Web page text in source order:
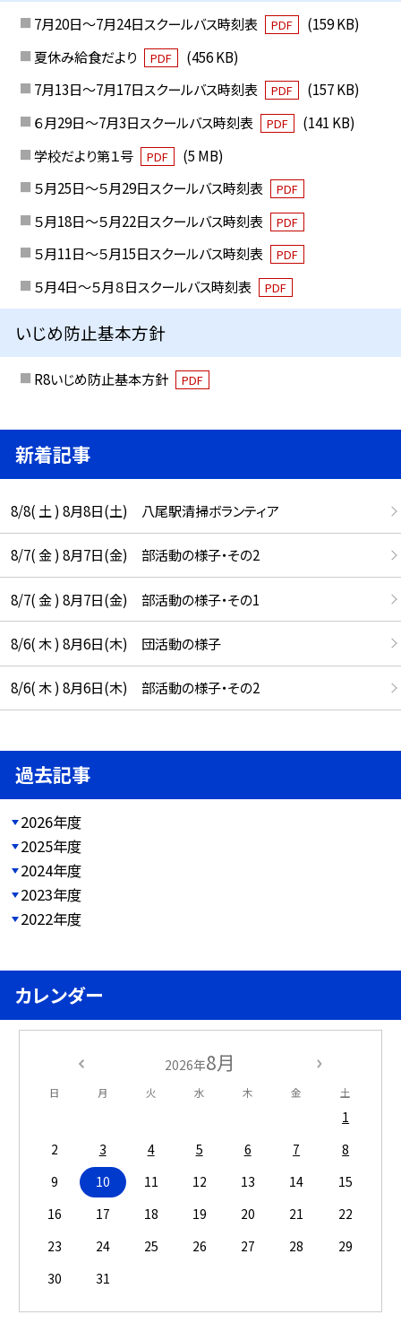
7月20日～7月24日スクールバス時刻表 PDF
(159 KB)
夏休み給食だより
PDF
(456 KB)
7月13日～7月17日スクールバス時刻表
PDF
(157 KB)
６月29日～7月3日スクールバス時刻表
PDF
(141 KB)
学校だより第１号
PDF
(5 MB)
５月25日～５月29日スクールバス時刻表
PDF
５月18日～５月22日スクールバス時刻表 PDF
５月11日～５月15日スクールバス時刻表 PDF
５月4日～５月８日スクールバス時刻表 PDF
いじめ防止基本方針
R8いじめ防止基本方針 PDF
新着記事
8/8( 土 ) 8月8日(土) 八尾駅清掃ボランティア
8/7( 金 ) 8月7日(金) 部活動の様子・その2
8/7( 金 ) 8月7日(金) 部活動の様子・その1
8/6( 木 ) 8月6日(木) 団活動の様子
8/6( 木 ) 8月6日(木) 部活動の様子・その2
過去記事
2026年度
2025年度
2024年度
2023年度
2022年度
カレンダー
2026年8月
日 月 火 水 木 金 土
1
2
3 4 5 6 7
8
9
10 11 12 13 14
15
16
17 18 19 20 21
22
23
24 25 26 27 28
29
30
31